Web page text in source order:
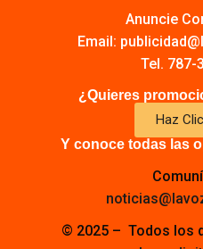
Anuncie
Email:
Tel. 787-
¿Quieres
Haz
Y conoce todas las
© 2025 – Todos los